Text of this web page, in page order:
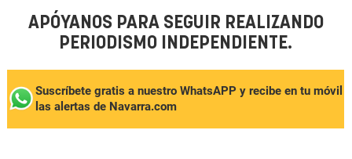
APÓYANOS PARA SEGUIR REALIZANDO
PERIODISMO INDEPENDIENTE.
Suscríbete gratis a nuestro WhatsAPP y recibe en tu móvil
las alertas de Navarra.com